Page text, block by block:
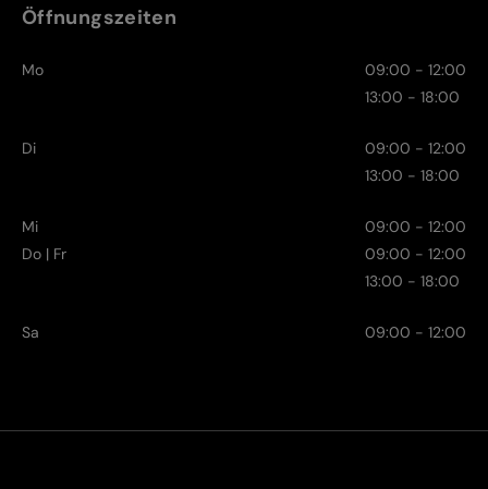
Öffnungszeiten
Mo
09:00 - 12:00
13:00 - 18:00
Di
09:00 - 12:00
13:00 - 18:00
Mi
09:00 - 12:00
Do | Fr
09:00 - 12:00
13:00 - 18:00
Sa 09:00 - 12:00